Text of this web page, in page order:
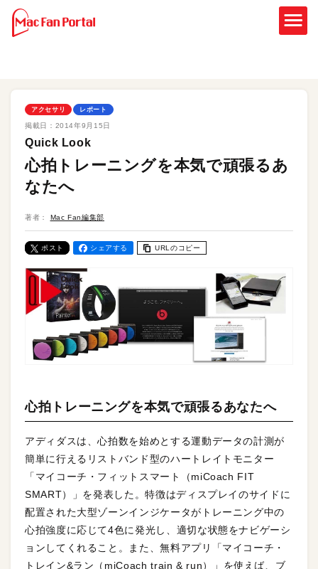
アクセサリ レポート
掲載日： 2014年9月15日
Quick Look
心拍トレーニングを本気で頑張るあ
なたへ
著者： Mac Fan編集部
ポスト シェアする URLのコピー
心拍トレーニングを本気で頑張るあなたへ
アディダスは、心拍数を始めとする運動データの計測が
簡単に行えるリストバンド型のハートレイトモニター
「マイコーチ・フィットスマート（miCoach FIT
SMART）」を発表した。特徴はディスプレイのサイドに
配置された大型ゾーンインジケータがトレーニング中の
心拍強度に応じて4色に発光し、適切な状態をナビゲーシ
ョンしてくれること。また、無料アプリ「マイコーチ・
トレイン&ラン（miCoach train & run）」を使えば、ブ